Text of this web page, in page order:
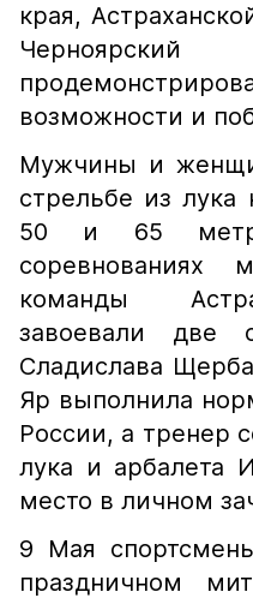
края,
возможности и
Мужчины и
стрельбе из лука
50 и 65
соревнованиях
команды
завоевали две
Сладислава
Яр выполнила
России, а тренер
лука и арбалета
место в личном
9 Мая
праздничном